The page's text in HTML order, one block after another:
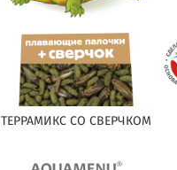
ТЕРРАМИКС СО СВЕРЧКОМ